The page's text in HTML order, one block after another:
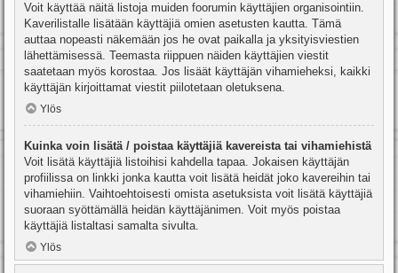
Voit käyttää näitä listoja muiden foorumin käyttäjien organisointiin.
Kaverilistalle lisätään käyttäjiä omien asetusten kautta. Tämä
auttaa nopeasti näkemään jos he ovat paikalla ja yksityisviestien
lähettämisessä. Teemasta riippuen näiden käyttäjien viestit
saatetaan myös korostaa. Jos lisäät käyttäjän vihamieheksi, kaikki
käyttäjän kirjoittamat viestit piilotetaan oletuksena.
Ylös
Kuinka voin lisätä / poistaa käyttäjiä kavereista tai vihamiehistä
Voit lisätä käyttäjiä listoihisi kahdella tapaa. Jokaisen käyttäjän
profiilissa on linkki jonka kautta voit lisätä heidät joko kavereihin tai
vihamiehiin. Vaihtoehtoisesti omista asetuksista voit lisätä käyttäjiä
suoraan syöttämällä heidän käyttäjänimen. Voit myös poistaa
käyttäjiä listaltasi samalta sivulta.
Ylös